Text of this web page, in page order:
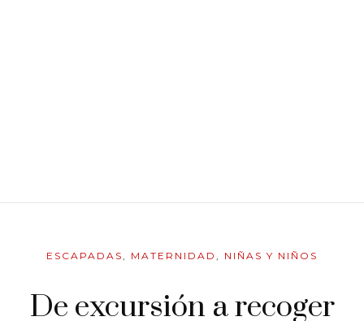
ESCAPADAS, MATERNIDAD , NIÑAS Y NIÑOS
De excursión a recoger